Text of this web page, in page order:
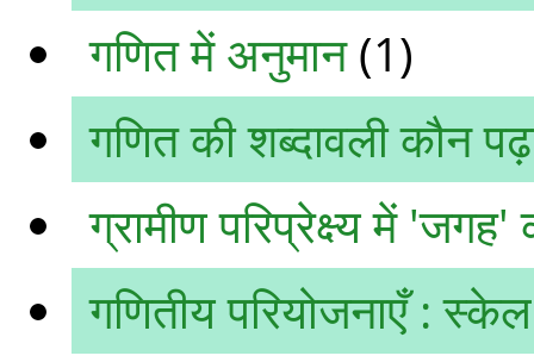
गणित में अनुमान(1)
गणित की शब्दावली कौन
ग्रामीण परिप्रेक्ष्य में 'जगह'
गणितीय परियोजनाएँ :